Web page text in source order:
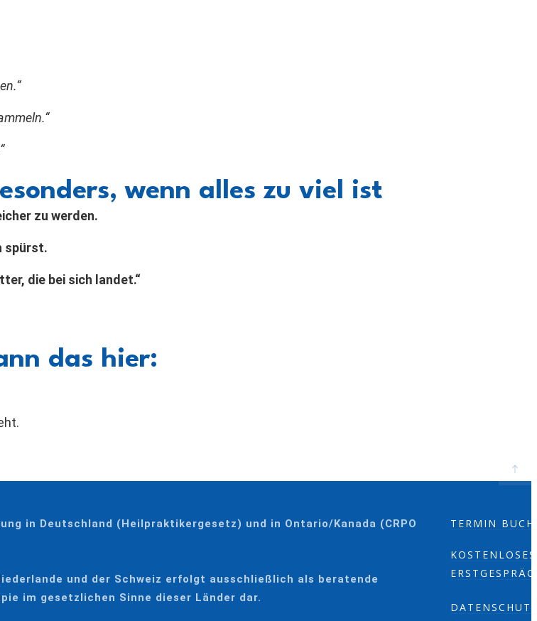
wenn alles zu viel ist
zu werden.
spürst.
die bei sich landet.“
das hier:
in Deutschland (Heilpraktikergesetz) und in Ontario/Kanada (CRPO
und der Schweiz erfolgt ausschließlich als beratende
im gesetzlichen Sinne dieser Länder dar.
TERMIN
KOSTENLOSES